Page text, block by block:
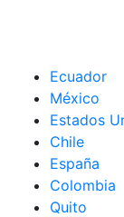
Ecuador
México
Estados
Chile
España
Colombia
Quito